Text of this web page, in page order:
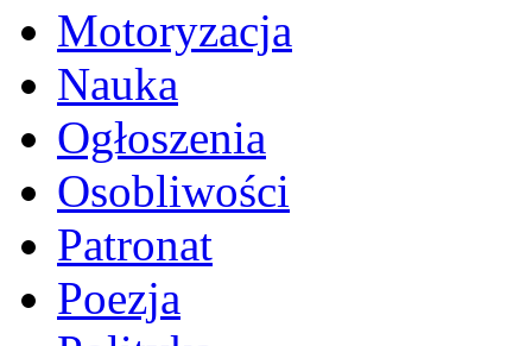
Motoryzacja
Nauka
Ogłoszenia
Osobliwości
Patronat
Poezja